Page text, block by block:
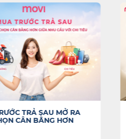
TRẢ SAU MỞ RA
CÂN BẰNG HƠN